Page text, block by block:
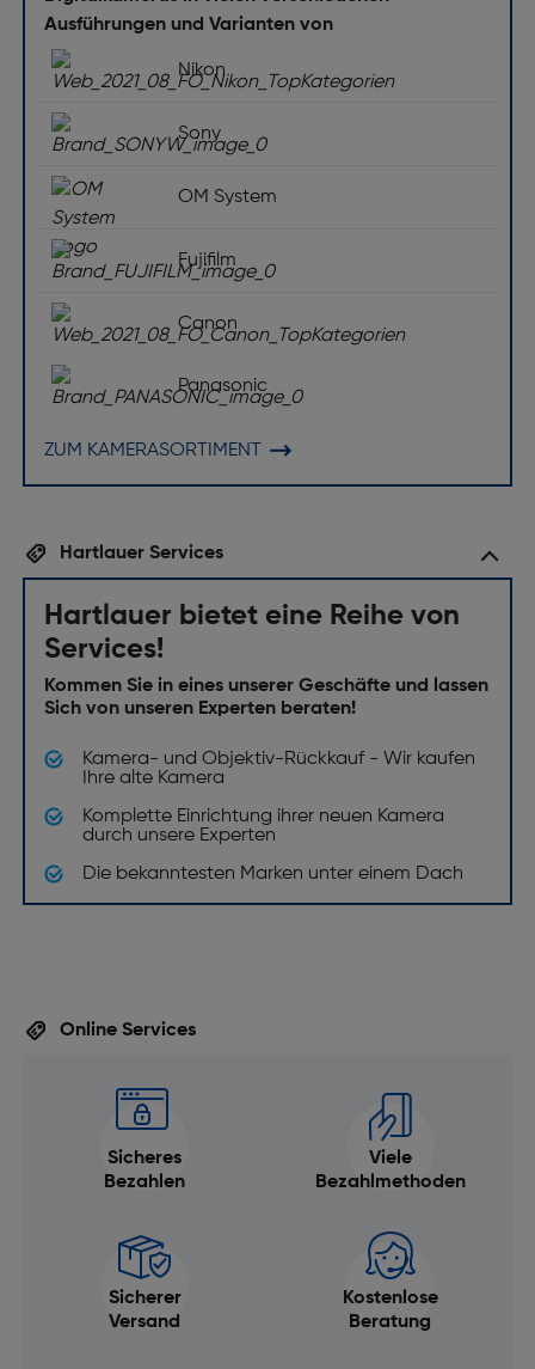
Ausführungen und Varianten von
Nikon
Sony
OM System
Fujifilm
Canon
Panasonic
ZUM KAMERASORTIMENT
Hartlauer Services
Hartlauer bietet eine Reihe von
Services!
Kommen Sie in eines unserer Geschäfte und lassen
Sich von unseren Experten beraten!
Kamera- und Objektiv-Rückkauf - Wir kaufen
Ihre alte Kamera
Komplette Einrichtung ihrer neuen Kamera
durch unsere Experten
Die bekanntesten Marken unter einem Dach
Online Services
Sicheres
Bezahlen
Viele
Bezahlmethoden
Sicherer
Versand
Kostenlose
Beratung